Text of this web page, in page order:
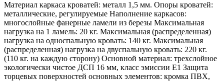
Материал каркаса кроватей: металл 1,5 мм. Опоры кроватей:
металлические, регулируемые Наполнение каркасов:
многослойные фанерные ламели из березы Максимальная
нагрузка на 1 ламель: 20 кг. Максимальная (распределенная)
нагрузка на односпальную кровать: 140 кг. Максимальная
(распределенная) нагрузка на двуспальную кровать: 220 кг.
(110 кг. на каждую сторону) Основной материал: трехслойное
экологически чистое ДСП 16 мм, класс эмиссии Е1 Защита
торцевых поверхностей основных элементов: кромка ПВХ,